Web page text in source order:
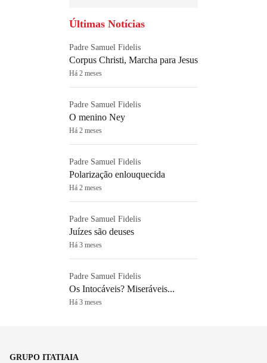
Últimas Notícias
Padre Samuel Fidelis
Corpus Christi, Marcha para Jesus
Há 2 meses
Padre Samuel Fidelis
O menino Ney
Há 2 meses
Padre Samuel Fidelis
Polarização enlouquecida
Há 2 meses
Padre Samuel Fidelis
Juízes são deuses
Há 3 meses
Padre Samuel Fidelis
Os Intocáveis? Miseráveis...
Há 3 meses
GRUPO ITATIAIA